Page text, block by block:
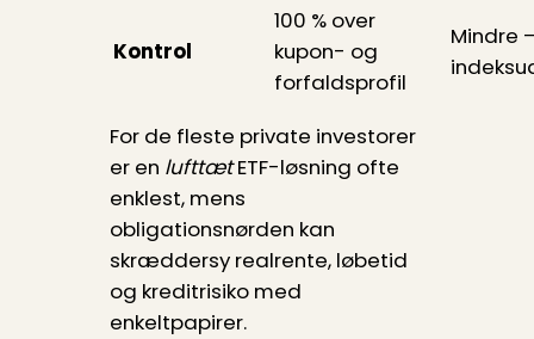
Kontrol
100 % over
kupon- og
forfaldsprofil
Mindre
For de fleste private investorer
er en luft­tætETF-løsning ofte
enklest, mens
obligationsnørden kan
skræddersy realrente, løbetid
og kreditrisiko med
enkeltpapirer.